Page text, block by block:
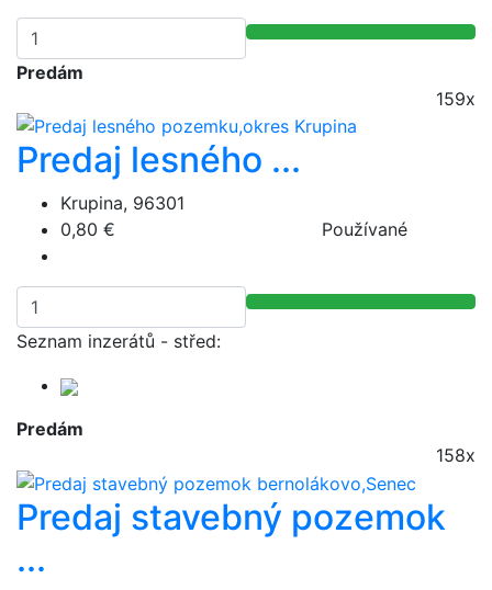
Predám
159x
Predaj lesného ...
Krupina, 96301
0,80 €
Používané
Seznam inzerátů - střed:
Predám
158x
Predaj stavebný pozemok
...